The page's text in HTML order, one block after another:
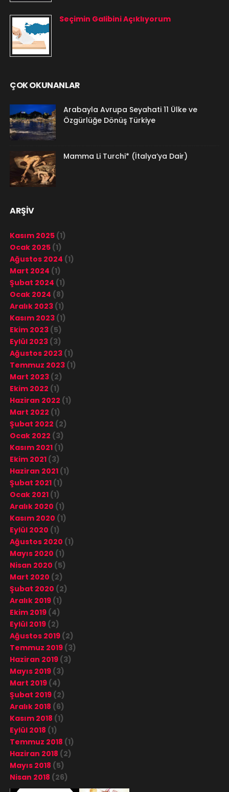
Seçimin Galibini Açıklıyorum
ÇOK OKUNANLAR
Arabayla Avrupa Seyahati 11 Ülke ve
Özgürlüğe Dönüş Türkiye
Mamma Li Turchi* (İtalya’ya Dair)
ARŞİV
Kasım 2025(1)
Ocak 2025(1)
Ağustos 2024 (1)
Mart 2024 (1)
Şubat 2024 (1)
Ocak 2024 (8)
Aralık 2023(1)
Kasım 2023(1)
Ekim 2023(5)
Eylül 2023(3)
Ağustos 2023(1)
Temmuz 2023(1)
Mart 2023(2)
Ekim 2022 (1)
Haziran 2022 (1)
Mart 2022 (1)
Şubat 2022 (2)
Ocak 2022 (3)
Kasım 2021(1)
Ekim 2021(3)
Haziran 2021(1)
Şubat 2021(1)
Ocak 2021(1)
Aralık 2020 (1)
Kasım 2020 (1)
Eylül 2020 (1)
Ağustos 2020 (1)
Mayıs 2020 (1)
Nisan 2020 (5)
Mart 2020 (2)
Şubat 2020 (2)
Aralık 2019(1)
Ekim 2019(4)
Eylül 2019(2)
Ağustos 2019(2)
Temmuz 2019(3)
Haziran 2019(3)
Mayıs 2019(3)
Mart 2019(4)
Şubat 2019(2)
Aralık 2018 (6)
Kasım 2018 (1)
Eylül 2018 (1)
Temmuz 2018 (1)
Haziran 2018 (2)
Mayıs 2018 (5)
Nisan 2018 (26)